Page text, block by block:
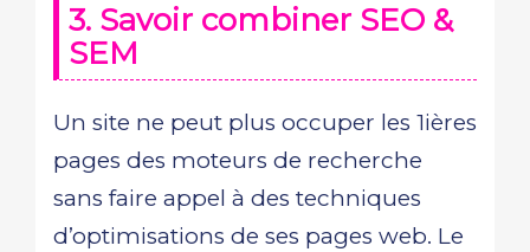
3. Savoir combiner SEO &
SEM
Un site ne peut plus occuper les 1ières
pages des moteurs de recherche
sans faire appel à des techniques
d’optimisations de ses pages web. Le